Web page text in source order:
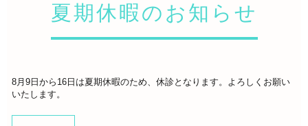
夏期休暇のお知らせ
8月9日から16日は夏期休暇のため、休診となります。よろしくお願い
いたします。